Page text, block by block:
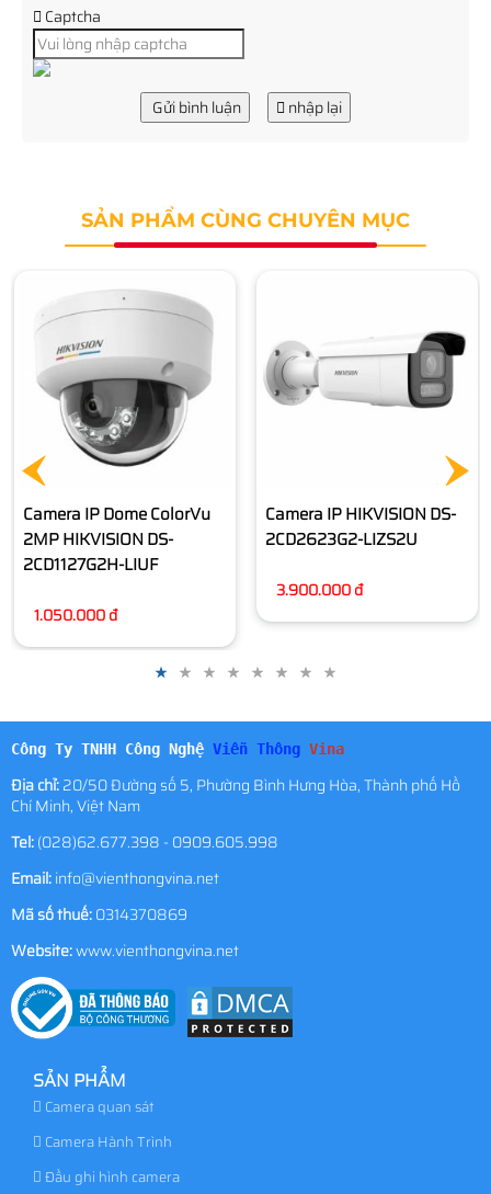
Captcha
Gửi bình luận nhập lại
SẢN PHẨM CÙNG CHUYÊN MỤC
Camera IP Dome ColorVu
2MP HIKVISION DS-
2CD1127G2H-LIUF
1.050.000 đ
Camera IP HIKVISION DS-
2CD2623G2-LIZS2U
3.900.000 đ
Công Ty TNHH Công Nghệ Viễn Thông Vina
Địa chỉ:20/50 Đường số 5, Phường Bình Hưng Hòa, Thành phố Hồ
Chí Minh, Việt Nam
Tel:(028)62.677.398 - 0909.605.998
Email:info@vienthongvina.net
Mã số thuế:0314370869
Website:www.vienthongvina.net
SẢN PHẨM
Camera quan sát
Camera Hành Trình
Đầu ghi hình camera